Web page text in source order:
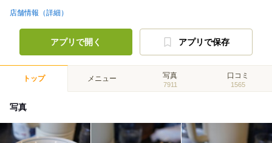
店舗情報（詳細）
アプリで開く アプリで保存
トップ メニュー 写真
7911
口コミ
1565
写真